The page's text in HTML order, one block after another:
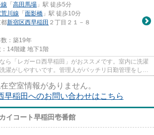
「 高田馬場 」駅 徒歩5分
川線 「 面影橋 」駅 徒歩10分
新宿区西早稲田 ２丁目２１－８
：築19年
：14階建 地下1階
ら「レガーロ西早稲田」がおススメです。室内に洗濯
濯がしやすいです。管理人がバッチリ日勤管理をして
空室情報がありません。
早稲田へのお問い合わせはこちら
イコート早稲田壱番館